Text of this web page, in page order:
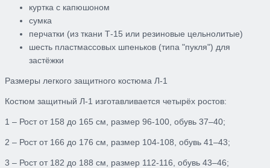
куртка с капюшоном
сумка
перчатки (из ткани Т-15 или резиновые цельнолитые)
шесть пластмассовых шпеньков (типа "пукля") для
застёжки
Размеры легкого защитного костюма Л-1
Костюм защитный Л-1 изготавливается четырёх ростов:
1 – Рост от 158 до 165 см, размер 96-100, обувь 37–40;
2 – Рост от 166 до 176 см, размер 104-108, обувь 41–43;
3 – Рост от 182 до 188 см, размер 112-116, обувь 43–46;